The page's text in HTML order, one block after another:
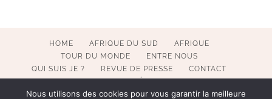
HOME AFRIQUE DU SUD
AFRIQUE
TOUR DU MONDE
ENTRE NOUS
QUI SUIS JE ?
REVUE DE PRESSE
CONTACT
Nous utilisons des cookies pour vous garantir la meilleure